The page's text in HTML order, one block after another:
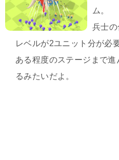
ム。
兵士
レベルが2ユニット分が必
ある程度のステージまで
るみたいだよ。